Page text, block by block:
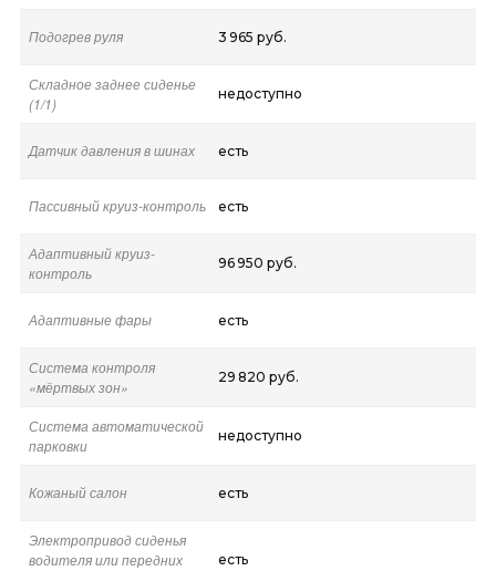
Подогрев руля 3 965 руб.
Складное заднее сиденье
(1/1)
недоступно
Датчик давления в шинах есть
Пассивный круиз-контроль есть
Адаптивный круиз-
контроль
96 950 руб.
Адаптивные фары есть
Система контроля
«мёртвых зон»
29 820 руб.
Система автоматической
парковки
недоступно
Кожаный салон есть
Электропривод сиденья
водителя или передних
есть